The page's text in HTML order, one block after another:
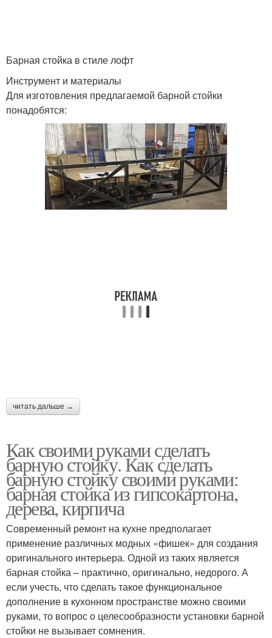
Барная стойка в стиле лофт
Инструмент и материалы
Для изготовления предлагаемой барной стойки
понадобятся:
читать дальше →
Как своими руками сделать
барную стойку. Как сделать
барную стойку своими руками:
барная стойка из гипсокартона,
дерева, кирпича
Современный ремонт на кухне предполагает
применение различных модных «фишек» для создания
оригинального интерьера. Одной из таких является
барная стойка – практично, оригинально, недорого. А
если учесть, что сделать такое функциональное
дополнение в кухонном пространстве можно своими
руками, то вопрос о целесообразности установки барной
стойки не вызывает сомнения.